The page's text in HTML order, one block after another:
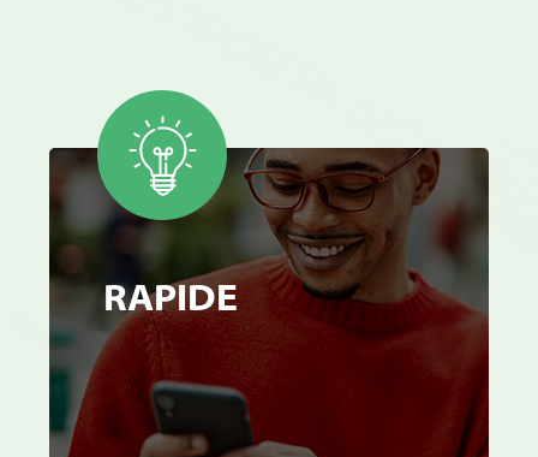
RAPIDE